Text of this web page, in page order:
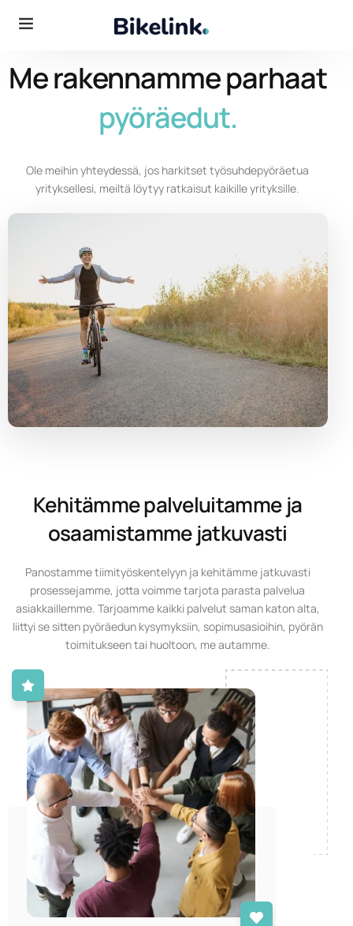
Me rakennamme parhaat
pyöräedut.
Ole meihin yhteydessä, jos harkitset työsuhdepyöräetua
yrityksellesi, meiltä löytyy ratkaisut kaikille yrityksille.
Kehitämme palveluitamme ja
osaamistamme jatkuvasti
Panostamme tiimityöskentelyyn ja kehitämme jatkuvasti
prosessejamme, jotta voimme tarjota parasta palvelua
asiakkaillemme. Tarjoamme kaikki palvelut saman katon alta,
liittyi se sitten pyöräedun kysymyksiin, sopimusasioihin, pyörän
toimitukseen tai huoltoon, me autamme.